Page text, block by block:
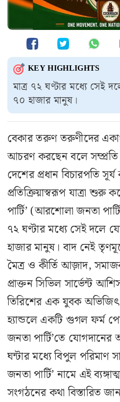
KEY HIGHLIGHTS
মাত্র ৭২ ঘণ্টার মধ্যে সেই
৭০ হাজার মানুষ।
বেকার তরুণ তরুণীদের
আচরণ করছেন বলে সম্প্রতি
দেশের প্রধান বিচারপতি
প্রতিক্রিয়াস্বরূপ যাত্রা
পার্টি’ (আরশোলা জনতা
৭২ ঘণ্টার মধ্যে সেই দলে
হাজার মানুষ। বাদ নেই
মৈত্র ও কীর্তি আজ়াদ,
প্রাক্তন সিভিল সার্ভেন্ট
তিরিশের এক যুবক
হ্যান্ডলে একটি গুগল ফর্ম
জনতা পার্টি’তে
ঘন্টার মধ্যে বিপুল পরিমাণ
জনতা পার্টি’ নামে এই
সংগঠনের কথা বিস্তারিত